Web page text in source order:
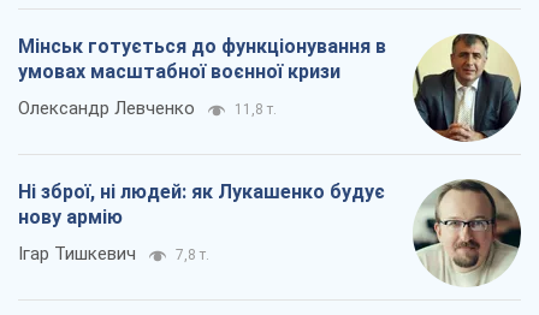
Мінськ готується до функціонування в
умовах масштабної воєнної кризи
Олександр Левченко 11,8 т.
Ні зброї, ні людей: як Лукашенко будує
нову армію
Ігар Тишкевич 7,8 т.